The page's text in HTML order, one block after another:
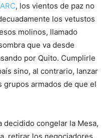
, los vientos de paz no
los vetustos
molinos, llamado
que va desde
por Quito. Cumplirle
sino, al contrario, lanzar
grupos armados de que el
decidido congelar la Mesa,
retirar los negociadores,